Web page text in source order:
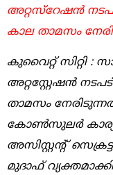
അറ്റസ്റേഷൻ
കാല താമസം
കുവൈറ്റ് സിറ്റി :
അറ്റസ്റ്റേഷൻ
താമസം
കോൺസുലർ
അസിസ്റ്റന്റ്
മുദാഫ്